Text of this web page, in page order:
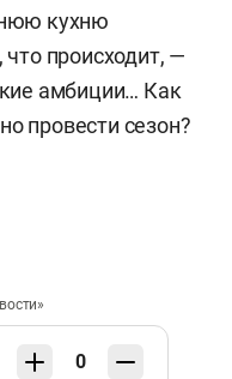
кухню
происходит, —
амбиции… Как
провести сезон?
0